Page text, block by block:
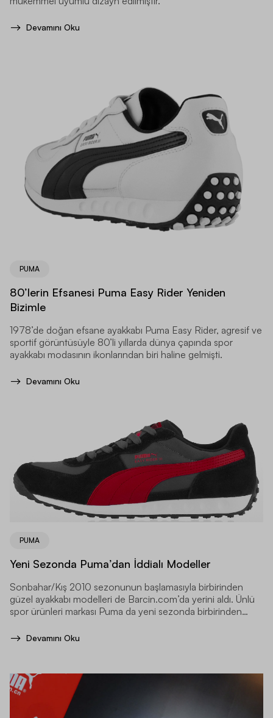
Devamını Oku
PUMA
80’lerin Efsanesi Puma Easy Rider Yeniden
Bizimle
1978’de doğan efsane ayakkabı Puma Easy Rider, agresif ve
sportif görüntüsüyle 80’li yıllarda dünya çapında spor
ayakkabı modasının ikonlarından biri haline gelmişti.
Devamını Oku
PUMA
Yeni Sezonda Puma’dan İddialı Modeller
Sonbahar/Kış 2010 sezonunun başlamasıyla birbirinden
güzel ayakkabı modelleri de Barcin.com’da yerini aldı. Ünlü
spor ürünleri markası Puma da yeni sezonda birbirinden
Devamını Oku